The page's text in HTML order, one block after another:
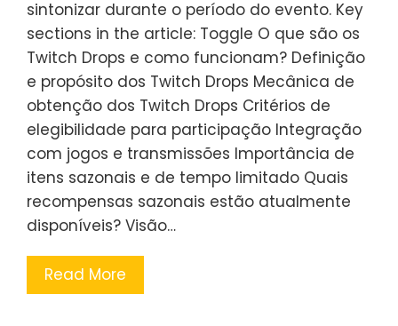
sintonizar durante o período do evento. Key
sections in the article: Toggle O que são os
Twitch Drops e como funcionam? Definição
e propósito dos Twitch Drops Mecânica de
obtenção dos Twitch Drops Critérios de
elegibilidade para participação Integração
com jogos e transmissões Importância de
itens sazonais e de tempo limitado Quais
recompensas sazonais estão atualmente
disponíveis? Visão…
Read More